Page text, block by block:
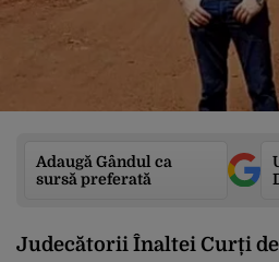
Adaugă Gândul ca
sursă preferată
Judecătorii Înaltei Curți